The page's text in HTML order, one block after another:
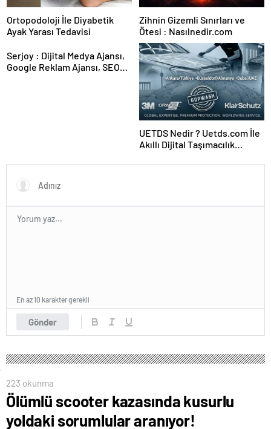
Ortopodoloji İle Diyabetik
Ayak Yarası Tedavisi
Zihnin Gizemli Sınırları ve
Ötesi : Nasılnedir.com
Serjoy : Dijital Medya Ajansı,
Google Reklam Ajansı, SEO
UETDS Nedir ? Uetds.com İle
Akıllı Dijital Taşımacılık
Gönder
En az 10 karakter gerekli
223 okunma
Ölümlü scooter kazasında kusurlu
yoldaki sorumlular aranıyor!